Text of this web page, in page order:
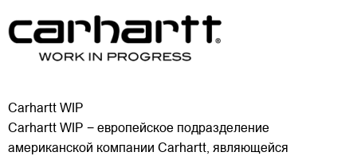
Carhartt WIP
Carhartt WIP − европейское подразделение
американской компании Carhartt, являющейся